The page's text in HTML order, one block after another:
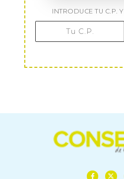
INTRODUCE TU C.P. Y